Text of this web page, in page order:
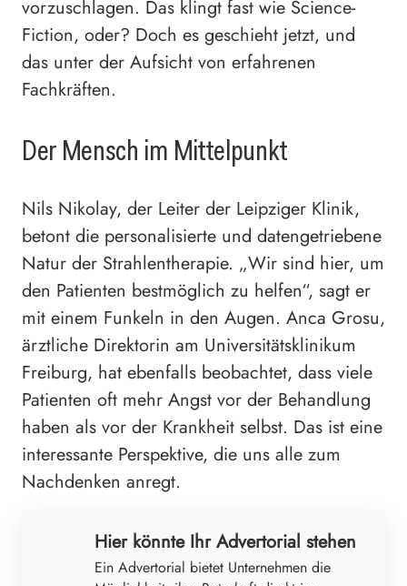
vorzuschlagen. Das klingt fast wie Science-
Fiction, oder? Doch es geschieht jetzt, und
das unter der Aufsicht von erfahrenen
Fachkräften.
Der Mensch im Mittelpunkt
Nils Nikolay, der Leiter der Leipziger Klinik,
betont die personalisierte und datengetriebene
Natur der Strahlentherapie. „Wir sind hier, um
den Patienten bestmöglich zu helfen“, sagt er
mit einem Funkeln in den Augen. Anca Grosu,
ärztliche Direktorin am Universitätsklinikum
Freiburg, hat ebenfalls beobachtet, dass viele
Patienten oft mehr Angst vor der Behandlung
haben als vor der Krankheit selbst. Das ist eine
interessante Perspektive, die uns alle zum
Nachdenken anregt.
Hier könnte Ihr Advertorial stehen
Ein Advertorial bietet Unternehmen die